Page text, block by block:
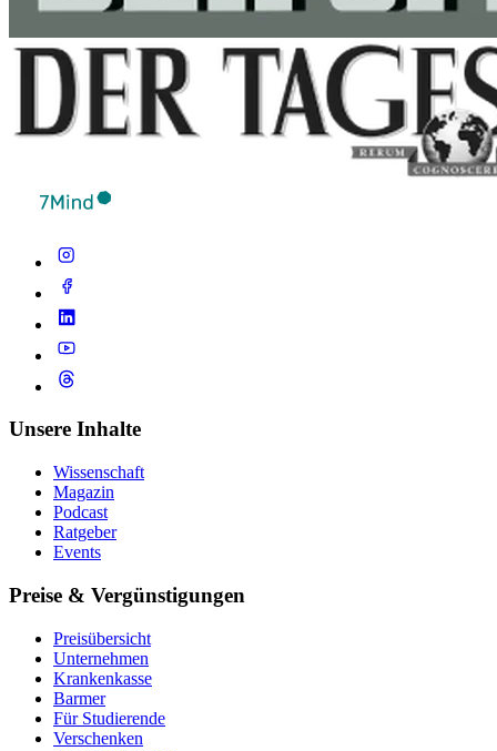
Unsere Inhalte
Wissenschaft
Magazin
Podcast
Ratgeber
Events
Preise & Vergünstigungen
Preisübersicht
Unternehmen
Krankenkasse
Barmer
Für Studierende
Ver­schen­ken